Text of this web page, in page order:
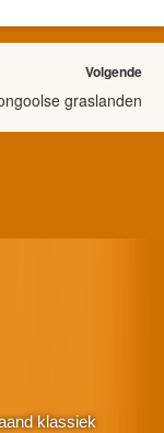
Volgende
graslanden
klassiek